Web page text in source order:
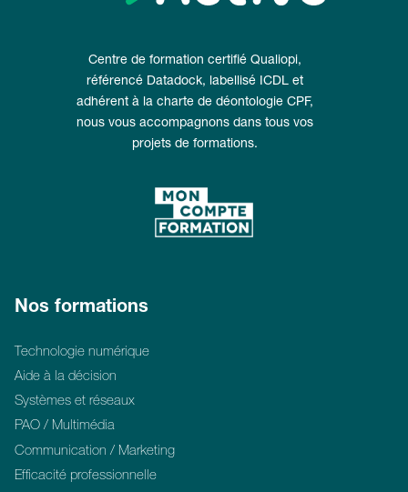
Centre de formation certifié Qualiopi,
référencé Datadock, labellisé ICDL et
adhérent à la charte de déontologie CPF,
nous vous accompagnons dans tous vos
projets de formations.
Nos formations
Technologie numérique
Aide à la décision
Systèmes et réseaux
PAO / Multimédia
Communication / Marketing
Efficacité professionnelle